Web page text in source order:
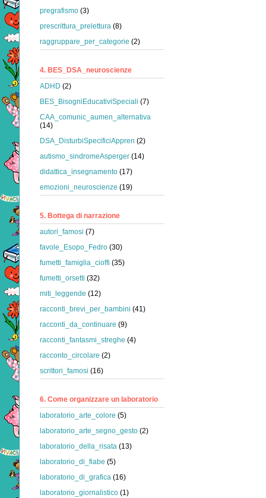
pregrafismo (3)
prescrittura_prelettura (8)
raggruppare_per_categorie (2)
4. BES_DSA_neuroscienze
ADHD (2)
BES_BisogniEducativiSpeciali (7)
CAA_comunic_aumen_alternativa
(14)
DSA_DisturbiSpecificiAppren (2)
autismo_sindromeAsperger (14)
didattica_insegnamento (17)
emozioni_neuroscienze (19)
5. Bottega di narrazione
autori_famosi (7)
favole_Esopo_Fedro (30)
fumetti_famiglia_cioffi (35)
fumetti_orsetti (32)
miti_leggende (12)
racconti_brevi_per_bambini (41)
racconti_da_continuare (9)
racconti_fantasmi_streghe (4)
racconto_circolare (2)
scrittori_famosi (16)
6. Come organizzare un laboratorio
laboratorio_arte_colore (5)
laboratorio_arte_segno_gesto (2)
laboratorio_della_risata (13)
laboratorio_di_fiabe (5)
laboratorio_di_grafica (16)
laboratorio_giornalistico (1)